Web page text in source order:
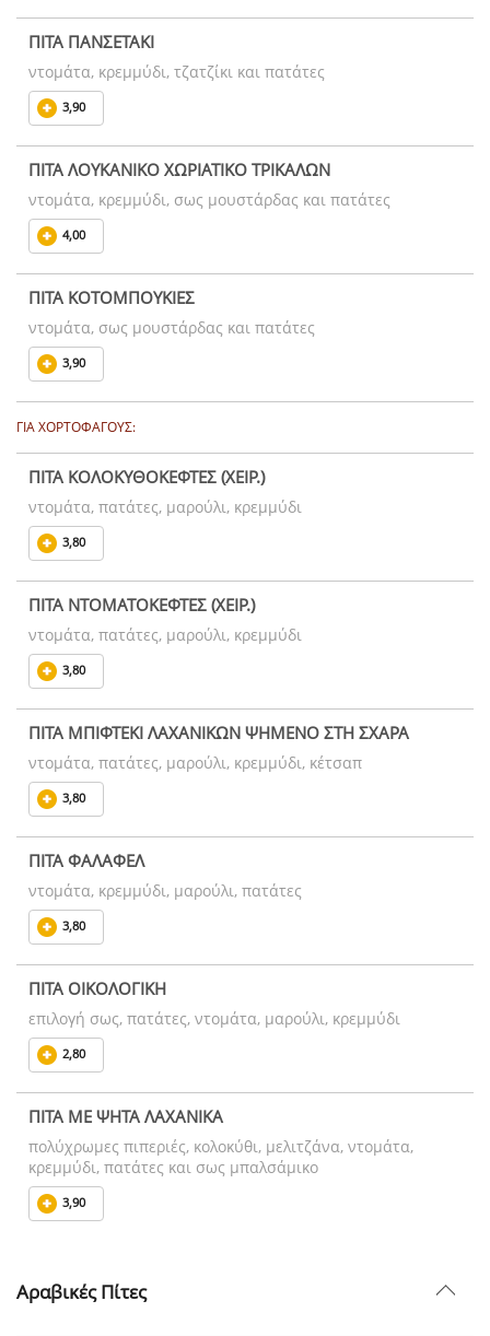
ΠΙΤΑ ΠΑΝΣΕΤΑΚΙ
ντομάτα, κρεμμύδι, τζατζίκι και πατάτες
3,90
ΠΙΤΑ ΛΟΥΚΑΝΙΚΟ ΧΩΡΙΑΤΙΚΟ ΤΡΙΚΑΛΩΝ
ντομάτα, κρεμμύδι, σως μουστάρδας και πατάτες
4,00
ΠΙΤΑ ΚΟΤΟΜΠΟΥΚΙΕΣ
ντομάτα, σως μουστάρδας και πατάτες
3,90
ΓΙΑ ΧΟΡΤΟΦΑΓΟΥΣ:
ΠΙΤΑ ΚΟΛΟΚΥΘΟΚΕΦΤΕΣ (ΧΕΙΡ.)
ντομάτα, πατάτες, μαρούλι, κρεμμύδι
3,80
ΠΙΤΑ ΝΤΟΜΑΤΟΚΕΦΤΕΣ (ΧΕΙΡ.)
ντομάτα, πατάτες, μαρούλι, κρεμμύδι
3,80
ΠΙΤΑ ΜΠΙΦΤΕΚΙ ΛΑΧΑΝΙΚΩΝ ΨΗΜΕΝΟ ΣΤΗ ΣΧΑΡΑ
ντομάτα, πατάτες, μαρούλι, κρεμμύδι, κέτσαπ
3,80
ΠΙΤΑ ΦΑΛΑΦΕΛ
ντομάτα, κρεμμύδι, μαρούλι, πατάτες
3,80
ΠΙΤΑ ΟΙΚΟΛΟΓΙΚΗ
επιλογή σως, πατάτες, ντομάτα, μαρούλι, κρεμμύδι
2,80
ΠΙΤΑ ΜΕ ΨΗΤΑ ΛΑΧΑΝΙΚΑ
πολύχρωμες πιπεριές, κολοκύθι, μελιτζάνα, ντομάτα,
κρεμμύδι, πατάτες και σως μπαλσάμικο
3,90
Αραβικές Πίτες